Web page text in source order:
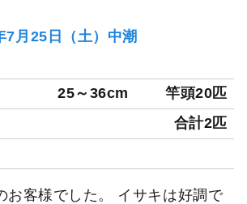
7月25日（土）中潮
25～36cm 竿頭20匹
合計2匹
お客様でした。 イサキは好調で